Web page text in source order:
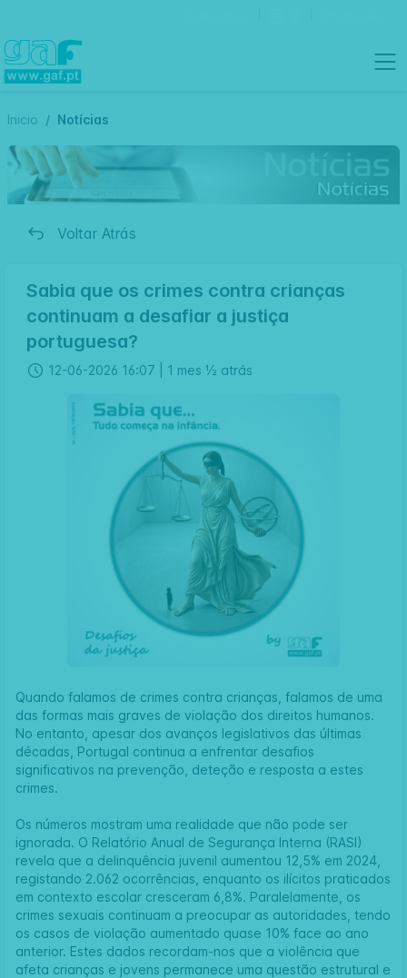
Inicio Notícias
Voltar Atrás
Sabia que os crimes contra crianças
continuam a desafiar a justiça
portuguesa?
12-06-2026 16:07 | 1 mes ½ atrás
Quando falamos de crimes contra crianças, falamos de uma
das formas mais graves de violação dos direitos humanos.
No entanto, apesar dos avanços legislativos das últimas
décadas, Portugal continua a enfrentar desafios
significativos na prevenção, deteção e resposta a estes
crimes.
Os números mostram uma realidade que não pode ser
ignorada. O Relatório Anual de Segurança Interna (RASI)
revela que a delinquência juvenil aumentou 12,5% em 2024,
registando 2.062 ocorrências, enquanto os ilícitos praticados
em contexto escolar cresceram 6,8%. Paralelamente, os
crimes sexuais continuam a preocupar as autoridades, tendo
os casos de violação aumentado quase 10% face ao ano
anterior. Estes dados recordam-nos que a violência que
afeta crianças e jovens permanece uma questão estrutural e